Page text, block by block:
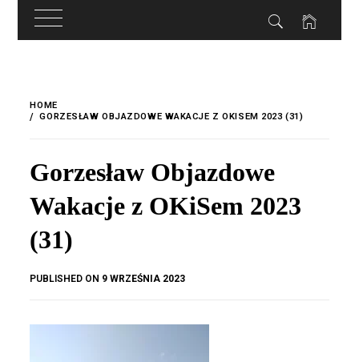
treści
content
HOME
GORZESŁAW OBJAZDOWE WAKACJE Z OKISEM 2023 (31)
Gorzesław Objazdowe
Wakacje z OKiSem 2023
(31)
PUBLISHED ON 9 WRZEŚNIA 2023